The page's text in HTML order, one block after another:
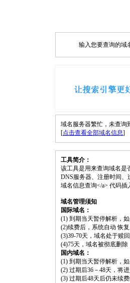
输入您要查询的域
域名服务器繁忙，未查询
[点击查看全部域名信息]
工具简介：
该工具是用来查询域名是
DNS服务器、注册时间、
域名信息查询</a> 代码
域名管理须知
国际域名：
(1) 到期当天暂停解析，
(2)续费后，系统自动 恢
(3)39-70天，域名处于赎
(4)75天，域名被彻底删除
国内域名：
(1) 到期当天暂停解析，
(2) 过期后36－48天，将
(3) 过期后48天后仍未续